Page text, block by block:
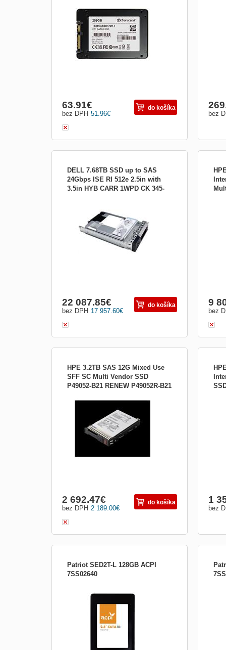
Weight 54 g (1.9 oz) Form Factor
2.5&quot; Interface Bus Interface SATA III
6Gb/s Transcend&#39;s SSD470K
features the SATA III 6Gb/s interface and
state-of-the-art 3D NAND technology,
which al
51.96€
bez DPH
63.91€ do košíka
bez
DELL 7.68TB SSD up to SAS
24Gbps ISE RI 512e 2.5in with
3.5in HYB CARR 1WPD CK 345-
PowerEdge R450 PowerEdge R550
PowerEdge R650 PowerEdge R650XS
PowerEdge R6515 PowerEdge R660
PowerEdge R6615 PowerEdge R6625
PowerEdge R740 PowerEdge R740...
17 957.60€
bez DPH
22 087.85€ do košíka
bez
9
HPE 3.2TB SAS 12G Mixed Use
SFF SC Multi Vendor SSD
P49052-B21 RENEW P49052R-B21
Formát:2.5&quot;; Hot-plug HDD
2 189.00€
bez DPH
2 692.47€ do košíka
bez
1
Patriot SED2T-L 128GB ACPI
7SS02640
ACPI SED2T-L je vysoce výkonný SSD
disk s rozhraním SATA 6 Gb/s, který se
ultrabooky a tablety. SED2T-L plně
podporuje vysokorychlostní Toggle, ONFI
a také nejnovější generaci NAN...
a